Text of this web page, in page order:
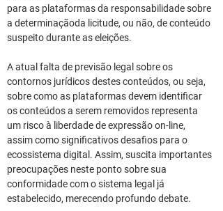
para as plataformas da responsabilidade sobre
a determinaçãoda licitude, ou não, de conteúdo
suspeito durante as eleições.
A atual falta de previsão legal sobre os
contornos jurídicos destes conteúdos, ou seja,
sobre como as plataformas devem identificar
os conteúdos a serem removidos representa
um risco à liberdade de expressão on-line,
assim como significativos desafios para o
ecossistema digital. Assim, suscita importantes
preocupações neste ponto sobre sua
conformidade com o sistema legal já
estabelecido, merecendo profundo debate.